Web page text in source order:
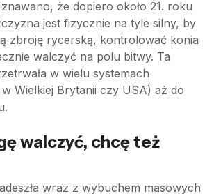
że dopiero około 21. roku
jest fizycznie na tyle silny, by
zbroję rycerską, kontrolować konia
walczyć na polu bitwy. Ta
w wielu systemach
Wielkiej Brytanii czy USA) aż do
walczyć, chcę też
wraz z wybuchem masowych